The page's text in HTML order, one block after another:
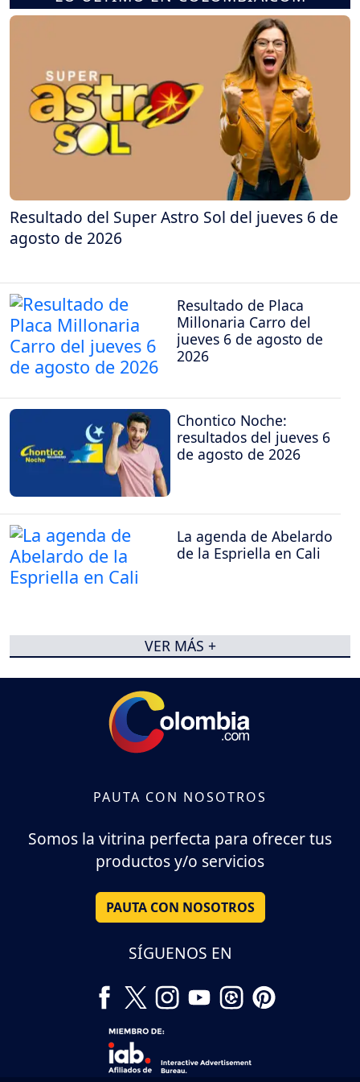
Resultado del Super Astro Sol del jueves 6 de
agosto de 2026
Resultado de Placa
Millonaria Carro del
jueves 6 de agosto de
2026
Chontico Noche:
resultados del jueves 6
de agosto de 2026
La agenda de Abelardo
de la Espriella en Cali
VER MÁS +
PAUTA CON NOSOTROS
Somos la vitrina perfecta para ofrecer tus
productos y/o servicios
PAUTA CON NOSOTROS
SÍGUENOS EN